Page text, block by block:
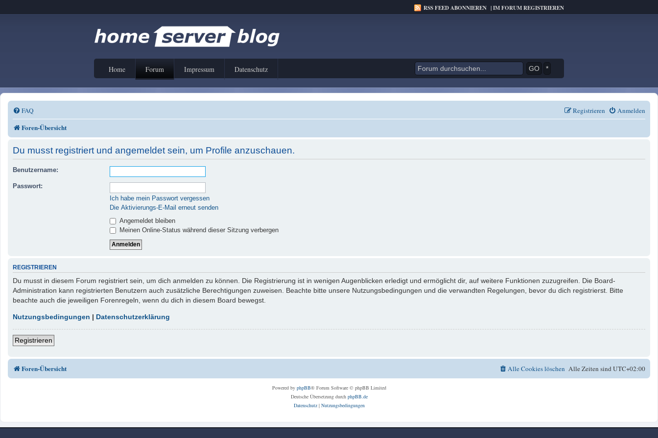
RSS FEED ABONNIEREN |IM FORUM REGISTRIEREN
Home Forum Impressum Datenschutz *
FAQ Anmelden
Registrieren
Foren-Übersicht
Du musst registriert und angemeldet sein, um Profile anzuschauen.
Benutzername:
Passwort:
Ich habe mein Passwort vergessen
Die Aktivierungs-E-Mail erneut senden
Angemeldet bleiben
Meinen Online-Status während dieser Sitzung verbergen
REGISTRIEREN
Du musst in diesem Forum registriert sein, um dich anmelden zu können. Die Registrierung ist in wenigen Augenblicken erledigt und ermöglicht dir, auf weitere Funktionen zuzugreifen. Die Board-
Administration kann registrierten Benutzern auch zusätzliche Berechtigungen zuweisen. Beachte bitte unsere Nutzungsbedingungen und die verwandten Regelungen, bevor du dich registrierst. Bitte
beachte auch die jeweiligen Forenregeln, wenn du dich in diesem Board bewegst.
Nutzungsbedingungen | Datenschutzerklärung
Registrieren
Foren-Übersicht Alle Zeiten sindUTC+02:00
Alle Cookies löschen
Powered by phpBB® Forum Software © phpBB Limited
Deutsche Übersetzung durch phpBB.de
Datenschutz| Nutzungsbedingungen